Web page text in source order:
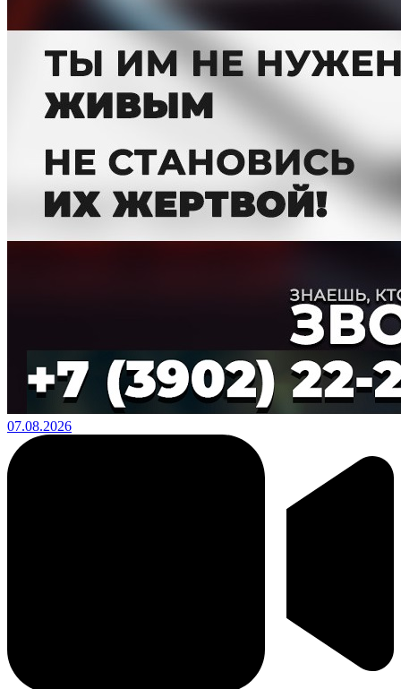
07.08.2026